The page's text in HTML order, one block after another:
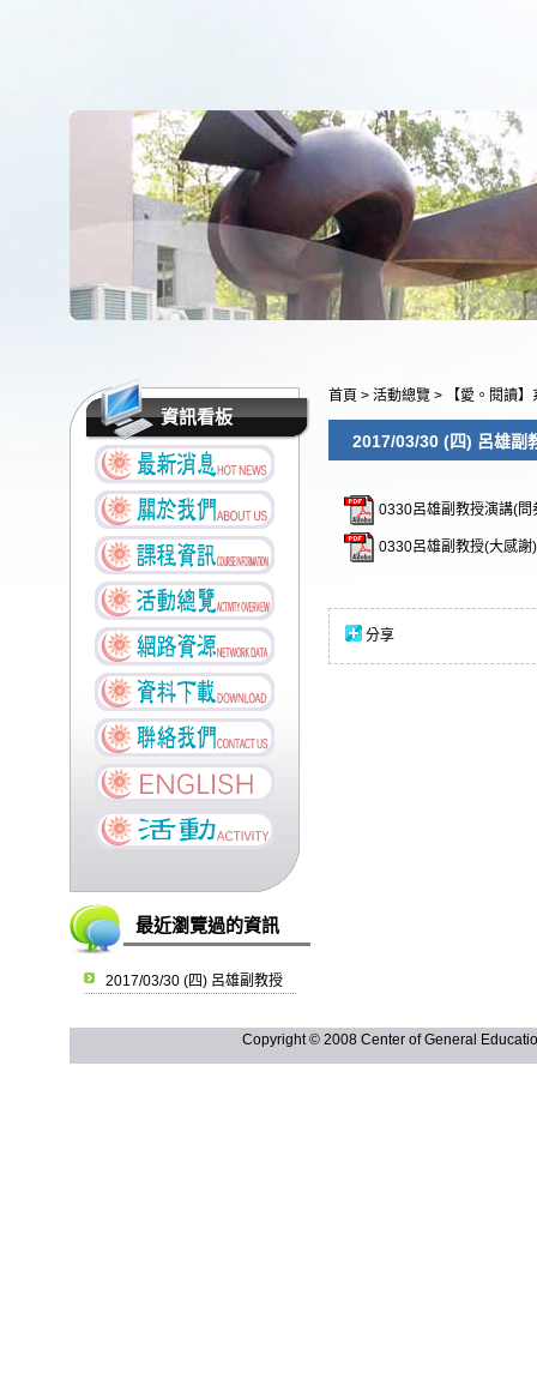
資訊看板
最近瀏覽過的資訊
2017/03/30 (四) 呂雄副教授
首頁 > 活動總覽 > 【愛。閱讀
2017/03/30 (四) 呂雄副
0330呂雄副教授演講(問
0330呂雄副教授(大感謝
分享
Copyright © 2008 Center of General